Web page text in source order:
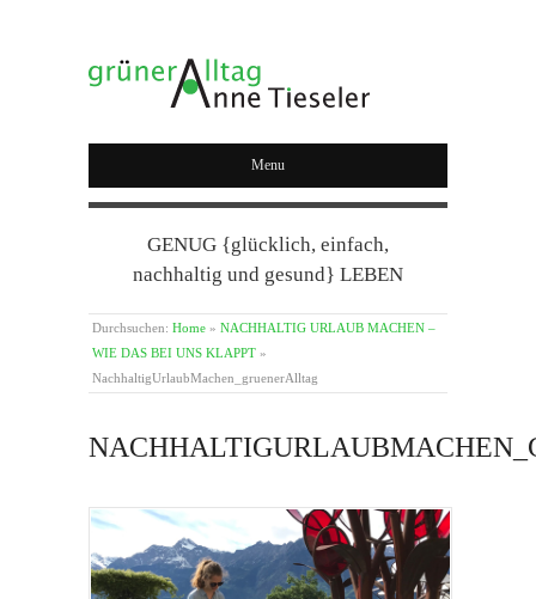
GRÜNER ALLTAG
Menu
GENUG {glücklich, einfach,
nachhaltig und gesund} LEBEN
Durchsuchen: Home » NACHHALTIG URLAUB MACHEN –
WIE DAS BEI UNS KLAPPT »
NachhaltigUrlaubMachen_gruenerAlltag